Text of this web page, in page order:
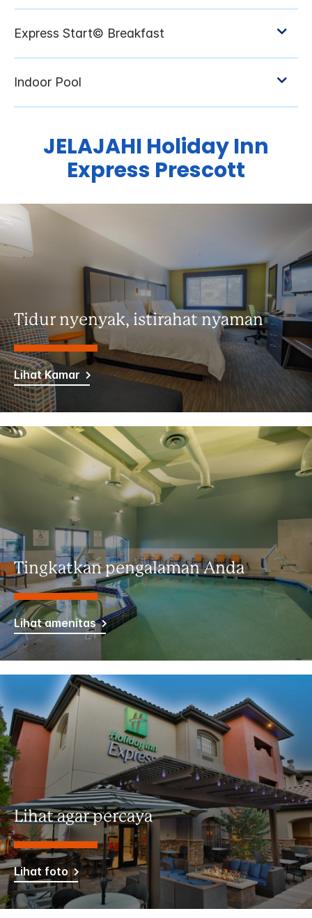
JELAJAHI Holiday Inn
Express Prescott
Tidur nyenyak, istirahat nyaman
Lihat Kamar
Tingkatkan pengalaman Anda
Lihat amenitas
Lihat agar percaya
Lihat foto